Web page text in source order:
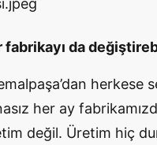
da
herkese
her ay
değil. Üretim hiç